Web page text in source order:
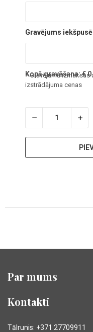
Gravējums
Kopā gravēšana:€0
* Gravējuma
izstrādājuma cenas
Par mums
Kontakti
Tālrunis: +371 27709911